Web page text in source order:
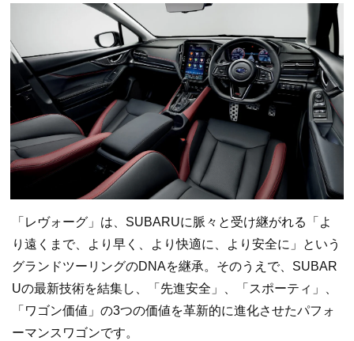
「レヴォーグ」は、SUBARUに脈々と受け継がれる「よ
り遠くまで、より早く、より快適に、より安全に」という
グランドツーリングのDNAを継承。そのうえで、SUBAR
Uの最新技術を結集し、「先進安全」、「スポーティ」、
「ワゴン価値」の3つの価値を革新的に進化させたパフォ
ーマンスワゴンです。